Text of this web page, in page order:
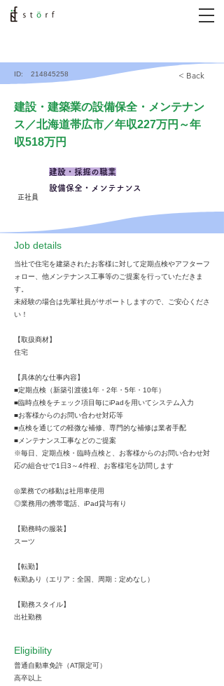
ID: 214845258 < Back
建設・建築業の設備保全・メンテナン
ス／北海道帯広市／年収227万円～年
収518万円
正社員
建設・採掘の職業
設備保全・メンテナンス
​Job details
当社で住宅を建築されたお客様に対して定期点検やアフターフ
ォロー、他メンテナンス工事等のご提案を行っていただきま
す。
未経験の場合は先輩社員がサポートしますので、ご安心くださ
い！
【取扱商材】
住宅
【具体的な仕事内容】
■定期点検（新築引渡後1年・2年・5年・10年）
■臨時点検をチェック項目毎にiPadを用いてシステム入力
■お客様からのお問い合わせ対応等
■点検を通じての軽微な補修、専門的な補修は業者手配
■メンテナンス工事などのご提案
※毎日、定期点検・臨時点検と、お客様からのお問い合わせ対
応の組合せで1日3～4件程、お客様宅を訪問します
◎業務での移動は社用車使用
◎業務用の携帯電話、iPad貸与有り
【勤務時の服装】
スーツ
【転勤】
転勤あり（エリア：全国、周期：定めなし）
【勤務スタイル】
出社勤務
Eligibility
普通自動車免許（AT限定可）
高卒以上